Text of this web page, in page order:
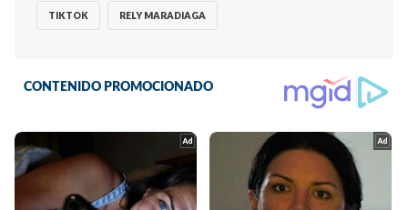
TIKTOK RELY MARADIAGA